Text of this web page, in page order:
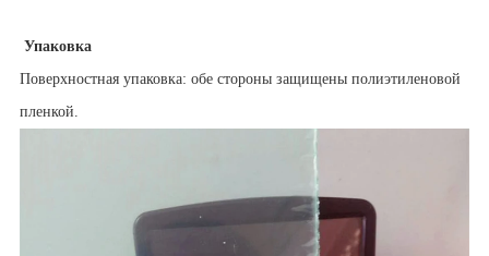
Упаковка
Поверхностная упаковка: обе стороны защищены полиэтиленовой
пленкой.